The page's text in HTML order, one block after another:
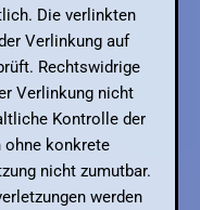
Die verlinkten
Verlinkung auf
Rechtswidrige
Verlinkung nicht
Kontrolle der
konkrete
nicht zumutbar.
werden